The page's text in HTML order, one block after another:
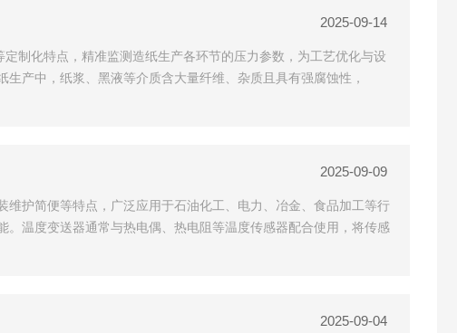
2025-09-14
制化特点，精准监测造纸生产各环节的压力参数，为工艺优化与设
产中，纸浆、黑液等介质含大量纤维、杂质且具有强腐蚀性，
2025-09-09
护简便等特点，广泛应用于石油化工、电力、冶金、食品加工等行
温度变送器通常与热电偶、热电阻等温度传感器配合使用，将传感
2025-09-04